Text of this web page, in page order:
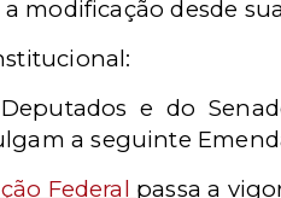
modificação desde
e do
a seguinte
Federal passa a